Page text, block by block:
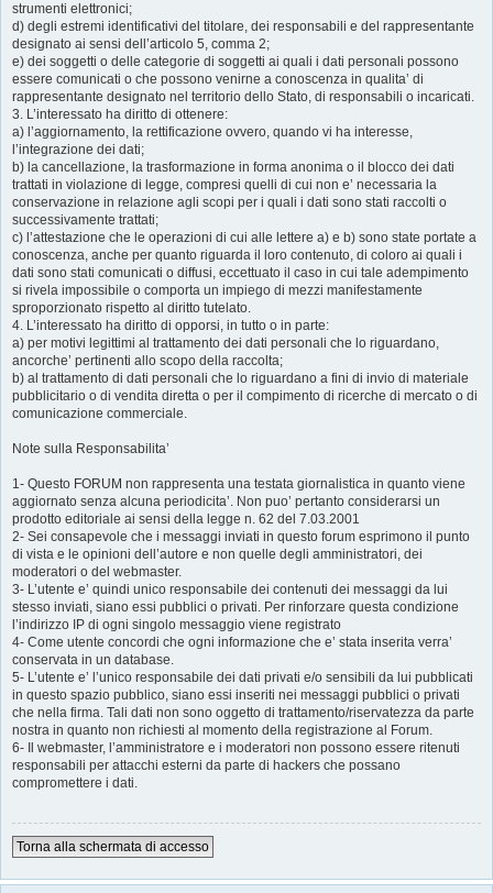
strumenti elettronici;
d) degli estremi identificativi del titolare, dei responsabili e del rappresentante
designato ai sensi dell’articolo 5, comma 2;
e) dei soggetti o delle categorie di soggetti ai quali i dati personali possono
essere comunicati o che possono venirne a conoscenza in qualita’ di
rappresentante designato nel territorio dello Stato, di responsabili o incaricati.
3. L’interessato ha diritto di ottenere:
a) l’aggiornamento, la rettificazione ovvero, quando vi ha interesse,
l’integrazione dei dati;
b) la cancellazione, la trasformazione in forma anonima o il blocco dei dati
trattati in violazione di legge, compresi quelli di cui non e’ necessaria la
conservazione in relazione agli scopi per i quali i dati sono stati raccolti o
successivamente trattati;
c) l’attestazione che le operazioni di cui alle lettere a) e b) sono state portate a
conoscenza, anche per quanto riguarda il loro contenuto, di coloro ai quali i
dati sono stati comunicati o diffusi, eccettuato il caso in cui tale adempimento
si rivela impossibile o comporta un impiego di mezzi manifestamente
sproporzionato rispetto al diritto tutelato.
4. L’interessato ha diritto di opporsi, in tutto o in parte:
a) per motivi legittimi al trattamento dei dati personali che lo riguardano,
ancorche’ pertinenti allo scopo della raccolta;
b) al trattamento di dati personali che lo riguardano a fini di invio di materiale
pubblicitario o di vendita diretta o per il compimento di ricerche di mercato o di
comunicazione commerciale.
Note sulla Responsabilita’
1- Questo FORUM non rappresenta una testata giornalistica in quanto viene
aggiornato senza alcuna periodicita’. Non puo’ pertanto considerarsi un
prodotto editoriale ai sensi della legge n. 62 del 7.03.2001
2- Sei consapevole che i messaggi inviati in questo forum esprimono il punto
di vista e le opinioni dell’autore e non quelle degli amministratori, dei
moderatori o del webmaster.
3- L’utente e’ quindi unico responsabile dei contenuti dei messaggi da lui
stesso inviati, siano essi pubblici o privati. Per rinforzare questa condizione
l’indirizzo IP di ogni singolo messaggio viene registrato
4- Come utente concordi che ogni informazione che e’ stata inserita verra’
conservata in un database.
5- L’utente e’ l’unico responsabile dei dati privati e/o sensibili da lui pubblicati
in questo spazio pubblico, siano essi inseriti nei messaggi pubblici o privati
che nella firma. Tali dati non sono oggetto di trattamento/riservatezza da parte
nostra in quanto non richiesti al momento della registrazione al Forum.
6- Il webmaster, l’amministratore e i moderatori non possono essere ritenuti
responsabili per attacchi esterni da parte di hackers che possano
compromettere i dati.
Torna alla schermata di accesso